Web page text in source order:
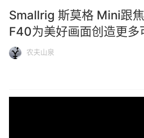
Smallrig 斯莫格 Mini跟焦
F40为美好画面创造更多
农夫山泉